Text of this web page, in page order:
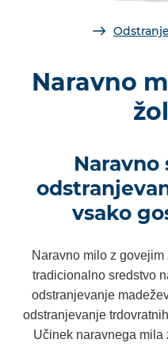
Naravno
Naravno
vsako
Naravno milo z
tradicionalno sredstvo
odstranjevanje
odstranjevanje
Učinek naravnega mila